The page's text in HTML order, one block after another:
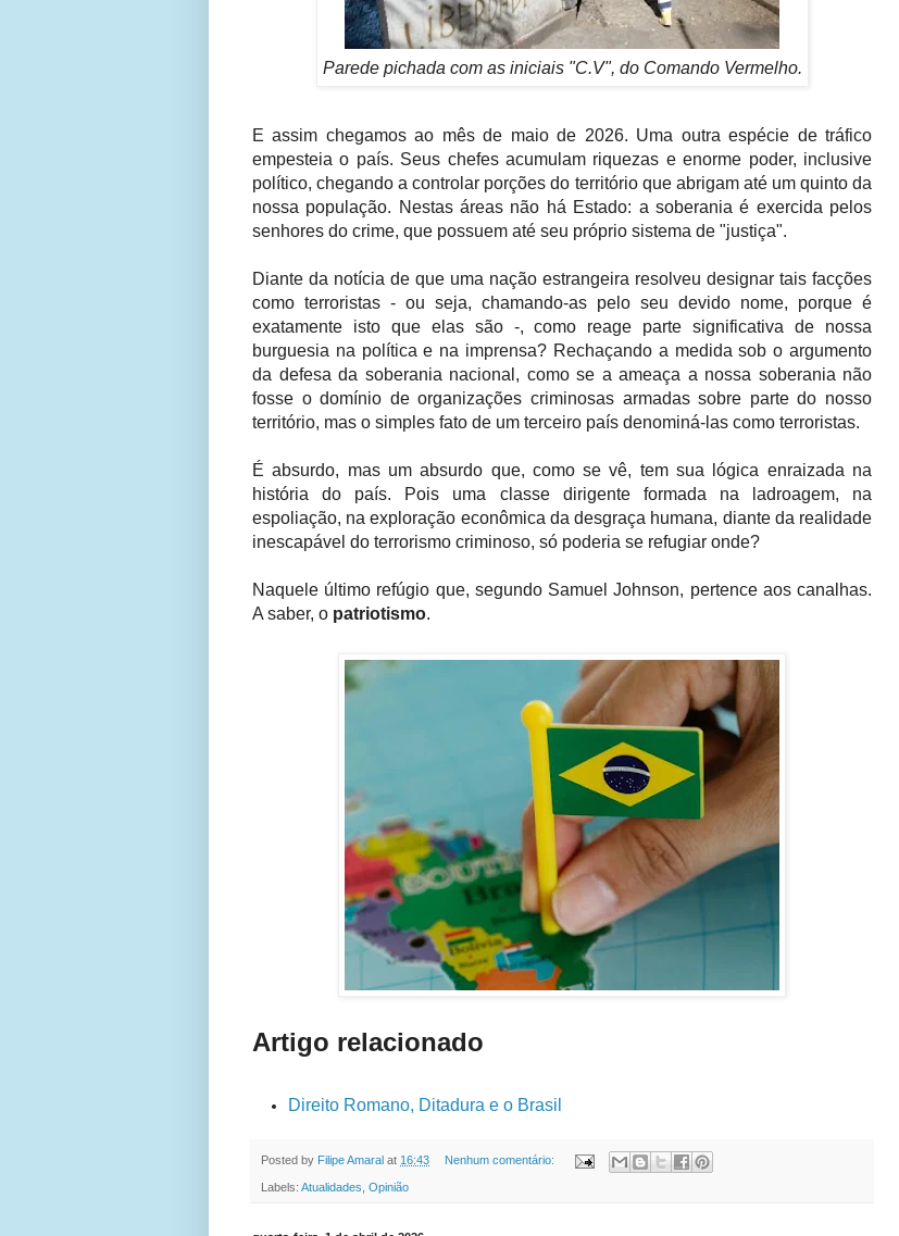
Parede pichada com as iniciais "C.V", do Comando Vermelho.
E assim chegamos ao mês de maio de 2026. Uma outra espécie de tráfico
empesteia o país. Seus chefes acumulam riquezas e enorme poder, inclusive
político, chegando a controlar porções do território que abrigam até um quinto da
nossa população. Nestas áreas não há Estado: a soberania é exercida pelos
senhores do crime, que possuem até seu próprio sistema de "justiça".
Diante da notícia de que uma nação estrangeira resolveu designar tais facções
como terroristas - ou seja, chamando-as pelo seu devido nome, porque é
exatamente isto que elas são -, como reage parte significativa de nossa
burguesia na política e na imprensa? Rechaçando a medida sob o argumento
da defesa da soberania nacional, como se a ameaça a nossa soberania não
fosse o domínio de organizações criminosas armadas sobre parte do nosso
território, mas o simples fato de um terceiro país denominá-las como terroristas.
É absurdo, mas um absurdo que, como se vê, tem sua lógica enraizada na
história do país. Pois uma classe dirigente formada na ladroagem, na
espoliação, na exploração econômica da desgraça humana, diante da realidade
inescapável do terrorismo criminoso, só poderia se refugiar onde?
Naquele último refúgio que, segundo Samuel Johnson, pertence aos canalhas.
A saber, o patriotismo.
Artigo relacionado
Direito Romano, Ditadura e o Brasil
Posted by Filipe Amaral at 16:43 Nenhum comentário:
Labels: Atualidades Opinião